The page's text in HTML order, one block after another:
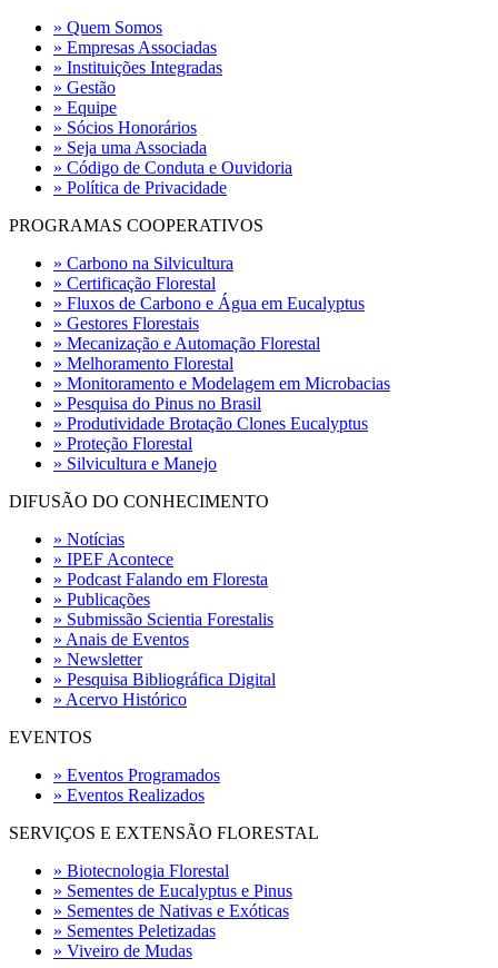
» Quem Somos
» Empresas Associadas
» Instituições Integradas
» Gestão
» Equipe
» Sócios Honorários
» Seja uma Associada
» Código de Conduta e Ouvidoria
» Política de Privacidade
PROGRAMAS COOPERATIVOS
» Carbono na Silvicultura
» Certificação Florestal
» Fluxos de Carbono e Água em Eucalyptus
» Gestores Florestais
» Mecanização e Automação Florestal
» Melhoramento Florestal
» Monitoramento e Modelagem em Microbacias
» Pesquisa do Pinus no Brasil
» Produtividade Brotação Clones Eucalyptus
» Proteção Florestal
» Silvicultura e Manejo
DIFUSÃO DO CONHECIMENTO
» Notícias
» IPEF Acontece
» Podcast Falando em Floresta
» Publicações
» Submissão Scientia Forestalis
» Anais de Eventos
» Newsletter
» Pesquisa Bibliográfica Digital
» Acervo Histórico
EVENTOS
» Eventos Programados
» Eventos Realizados
SERVIÇOS E EXTENSÃO FLORESTAL
» Biotecnologia Florestal
» Sementes de Eucalyptus e Pinus
» Sementes de Nativas e Exóticas
» Sementes Peletizadas
» Viveiro de Mudas